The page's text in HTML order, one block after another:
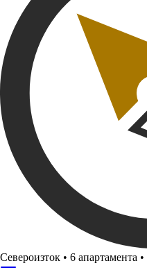
Североизток • 6 апартамента •